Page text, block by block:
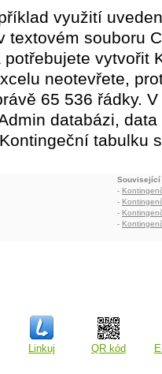
využití
textovém souboru
vytvořit
neotevřete,
65 536 řádky.
databázi,
tabulku
Související
-
-
-
-
Linkuj QR kód